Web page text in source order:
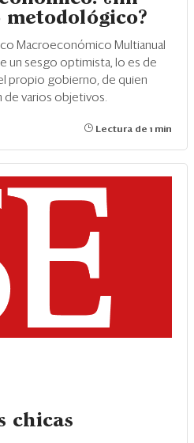
Macroeconómico Multianual
un sesgo optimista, lo es de
propio gobierno, de quien
varios objetivos.
Lectura de 1 min
chicas